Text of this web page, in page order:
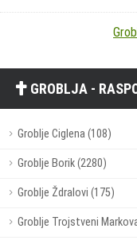
GROBLJA -
Groblje Ciglena (108)
Groblje Borik (2280)
Groblje Ždralovi (175)
Groblje Trojstveni